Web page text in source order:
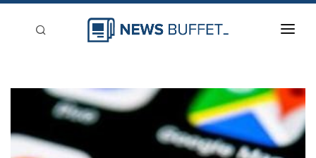
新聞稿分類
登入
刊登